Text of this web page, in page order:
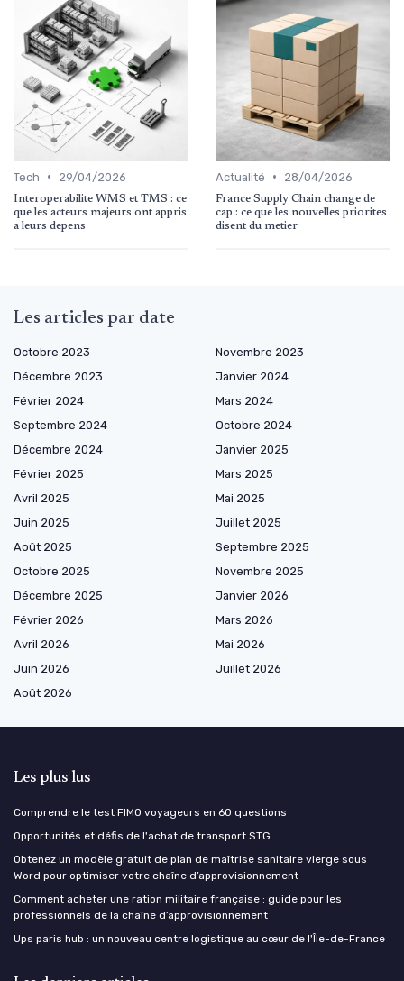
Tech • 29/04/2026
Interoperabilite WMS et TMS : ce
que les acteurs majeurs ont appris
a leurs depens
Actualité • 28/04/2026
France Supply Chain change de
cap : ce que les nouvelles priorites
disent du metier
Les articles par date
Octobre 2023
Novembre 2023
Décembre 2023
Janvier 2024
Février 2024
Mars 2024
Septembre 2024
Octobre 2024
Décembre 2024
Janvier 2025
Février 2025
Mars 2025
Avril 2025
Mai 2025
Juin 2025
Juillet 2025
Août 2025
Septembre 2025
Octobre 2025
Novembre 2025
Décembre 2025
Janvier 2026
Février 2026
Mars 2026
Avril 2026
Mai 2026
Juin 2026
Juillet 2026
Août 2026
Les plus lus
Comprendre le test FIMO voyageurs en 60 questions
Opportunités et défis de l'achat de transport STG
Obtenez un modèle gratuit de plan de maîtrise sanitaire vierge sous
Word pour optimiser votre chaîne d’approvisionnement
Comment acheter une ration militaire française : guide pour les
professionnels de la chaîne d’approvisionnement
Ups paris hub : un nouveau centre logistique au cœur de l'Île-de-France